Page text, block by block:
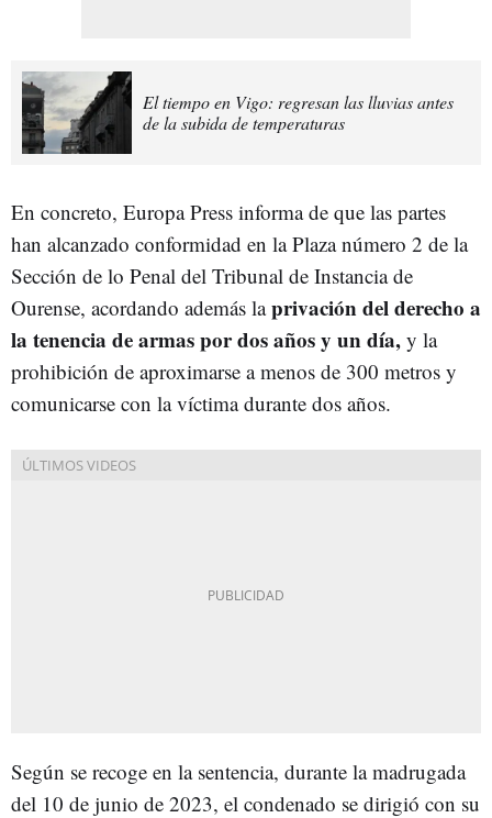
El tiempo en Vigo: regresan las lluvias antes
de la subida de temperaturas
En concreto, Europa Press informa de que las partes
han alcanzado conformidad en la Plaza número 2 de la
Sección de lo Penal del Tribunal de Instancia de
Ourense, acordando además laprivación del derecho a
la tenencia de armas por dos años y un día, y la
prohibición de aproximarse a menos de 300 metros y
comunicarse con la víctima durante dos años.
Según se recoge en la sentencia, durante la madrugada
del 10 de junio de 2023, el condenado se dirigió con su